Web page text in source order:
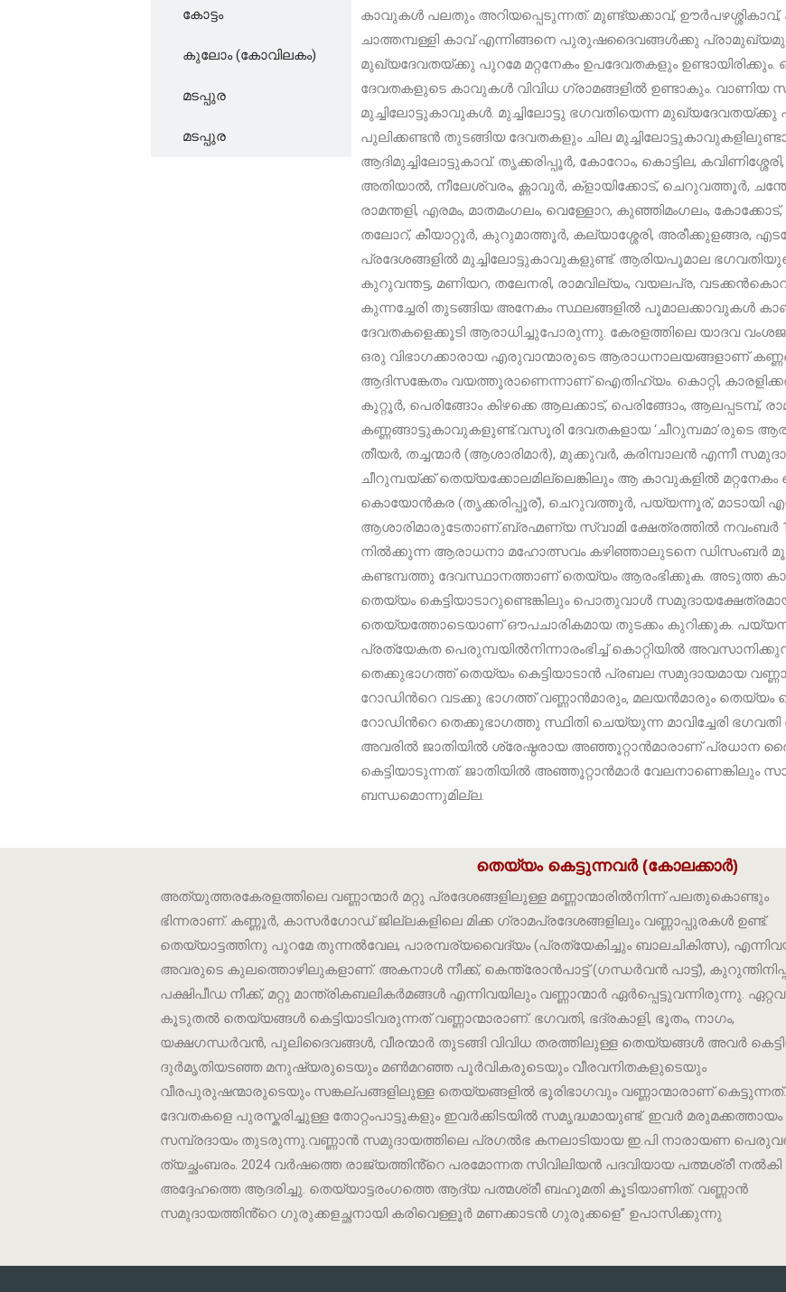
കോട്ടം
കുലോം (കോവിലകം)
മടപ്പുര
മടപ്പുര
കാവുകൾ പലതും അറിയപ്പെടുന്നത്. മുണ്ട്യക്കാവ്,
ചാത്തമ്പള്ളി കാവ് എന്നിങ്ങനെ പുരുഷദൈവങ്ങൾക്കു
മുഖ്യദേവതയ്ക്കു പുറമേ മറ്റനേകം ഉപദേവതകളും ഉണ്ടായിരിക്കും.
ദേവതകളുടെ കാവുകൾ വിവിധ ഗ്രാമങ്ങളിൽ ഉണ്ടാകും.
മുച്ചിലോട്ടുകാവുകൾ. മുച്ചിലോട്ടു ഭഗവതിയെന്ന മുഖ്യദേവതയ്ക്കു
പുലിക്കണ്ടൻ തുടങ്ങിയ ദേവതകളും ചില
ആദിമുച്ചിലോട്ടുകാവ്. തൃക്കരിപ്പൂർ, കോറോം, കൊട്ടില,
അതിയാൽ, നീലേശ്വരം, ക്ണാവൂർ, ക്ളായിക്കോട്, ചെറുവത്തൂർ,
രാമന്തളി, എരമം, മാതമംഗലം, വെള്ളോറ, കുഞ്ഞിമംഗലം,
തലോറ്, കീയാറ്റൂർ, കുറുമാത്തൂർ, കല്യാശ്ശേരി, അരീക്കുളങ്ങര,
പ്രദേശങ്ങളിൽ മുച്ചിലോട്ടുകാവുകളുണ്ട്. ആരിയപൂമാല
കുറുവന്തട്ട, മണിയറ, തലേനരി, രാമവില്യം, വയലപ്ര,
കുന്നച്ചേരി തുടങ്ങിയ അനേകം സ്ഥലങ്ങളിൽ പൂമാലക്കാവുകൾ
ദേവതകളെക്കൂടി ആരാധിച്ചുപോരുന്നു. കേരളത്തിലെ യാദവ
ഒരു വിഭാഗക്കാരായ എരുവാന്മാരുടെ ആരാധനാലയങ്ങളാണ്
ആദിസങ്കേതം വയത്തൂരാണെന്നാണ് ഐതിഹ്യം. കൊറ്റി, കാരളിക്കര,
കൂറ്റൂർ, പെരിങ്ങോം കിഴക്കെ ആലക്കാട്, പെരിങ്ങോം, ആലപ്പടമ്പ്,
കണ്ണങ്ങാട്ടുകാവുകളുണ്ട്.വസൂരി ദേവതകളായ ‘ചീറുമ്പമാ’രുടെ
തീയർ, തച്ചന്മാർ (ആശാരിമാർ), മുക്കുവർ, കരിമ്പാലൻ എന്നീ
ചീറുമ്പയ്ക്ക് തെയ്യക്കോലമില്ലെങ്കിലും ആ കാവുകളിൽ മറ്റനേകം
കൊയോൻകര (തൃക്കരിപ്പൂര്), ചെറുവത്തൂർ, പയ്യന്നൂര്, മാടായി
ആശാരിമാരുടേതാണ്.ബ്രഹ്മണ്യ സ്വാമി ക്ഷേത്രത്തിൽ നവംബർ 16
നിൽക്കുന്ന ആരാധനാ മഹോത്സവം കഴിഞ്ഞാലുടനെ ഡിസംബർ
കണ്ടമ്പത്തു ദേവസ്ഥാനത്താണ് തെയ്യം ആരംഭിക്കുക. അടുത്ത
തെയ്യം കെട്ടിയാടാറുണ്ടെങ്കിലും പൊതുവാൾ
തെയ്യത്തോടെയാണ് ഔപചാരികമായ തുടക്കം കുറിക്കുക.
പ്രത്യേകത പെരുമ്പയിൽനിന്നാരംഭിച്ച് കൊറ്റിയിൽ
തെക്കുഭാഗത്ത് തെയ്യം കെട്ടിയാടാൻ പ്രബല സമുദായമായ
റോഡിൻറെ വടക്കു ഭാഗത്ത് വണ്ണാൻമാരും‚ മലയൻമാരും തെയ്യം
റോഡിൻറെ തെക്കുഭാഗത്തു സ്ഥിതി ചെയ്യുന്ന മാവിച്ചേരി ഭഗവതി
അവരിൽ ജാതിയിൽ ശ്രേഷ്ഠരായ അഞ്ഞൂറ്റാൻമാരാണ് പ്രധാന
കെട്ടിയാടുന്നത്. ജാതിയിൽ അഞ്ഞൂറ്റാൻമാർ വേലനാണെങ്കിലും
ബന്ധമൊന്നുമില്ല.
തെയ്യം കെട്ടുന്നവർ (കോലക്കാർ)
അത്യുത്തരകേരളത്തിലെ വണ്ണാന്മാർ മറ്റു പ്രദേശങ്ങളിലുള്ള മണ്ണാന്മാരിൽനിന്ന് പലതുകൊണ്ടും
ഭിന്നരാണ്. കണ്ണൂർ, കാസർഗോഡ് ജില്ലകളിലെ മിക്ക ഗ്രാമപ്രദേശങ്ങളിലും വണ്ണാപ്പുരകൾ ഉണ്ട്.
തെയ്യാട്ടത്തിനു പുറമേ തുന്നൽവേല, പാരമ്പര്യവൈദ്യം (പ്രത്യേകിച്ചും ബാലചികിത്സ),
അവരുടെ കുലത്തൊഴിലുകളാണ്. അകനാൾ നീക്ക്, കെന്ത്രോൻപാട്ട് (ഗന്ധർവൻ പാട്ട്),
പക്ഷിപീഡ നീക്ക്, മറ്റു മാന്ത്രികബലികർമങ്ങൾ എന്നിവയിലും വണ്ണാന്മാർ ഏർപ്പെട്ടുവന്നിരുന്നു.
കൂടുതൽ തെയ്യങ്ങൾ കെട്ടിയാടിവരുന്നത് വണ്ണാന്മാരാണ്. ഭഗവതി, ഭദ്രകാളി, ഭൂതം, നാഗം,
യക്ഷഗന്ധർവൻ, പുലിദൈവങ്ങൾ, വീരന്മാർ തുടങ്ങി വിവിധ തരത്തിലുള്ള തെയ്യങ്ങൾ അവർ
ദുർമൃതിയടഞ്ഞ മനുഷ്യരുടെയും മൺമറഞ്ഞ പൂർവികരുടെയും വീരവനിതകളുടെയും
വീരപുരുഷന്മാരുടെയും സങ്കല്പങ്ങളിലുള്ള തെയ്യങ്ങളിൽ ഭൂരിഭാഗവും വണ്ണാന്മാരാണ് കെട്ടുന്നത്.
ദേവതകളെ പുരസ്കരിച്ചുള്ള തോറ്റംപാട്ടുകളും ഇവർക്കിടയിൽ സമൃദ്ധമായുണ്ട്. ഇവർ മരുമക്കത്തായം
സമ്പ്രദായം തുടരുന്നു.വണ്ണാൻ സമുദായത്തിലെ പ്രഗൽഭ കനലാടിയായ ഇ.പി നാരായണ
ത്യച്ഛംബരം. 2024 വർഷത്തെ രാജ്യത്തിൻ്റെ പരമോന്നത സിവിലിയൻ പദവിയായ പത്മശ്രീ നൽകി
അദ്ദേഹത്തെ ആദരിച്ചു. തെയ്യാട്ടരംഗത്തെ ആദ്യ പത്മശ്രീ ബഹുമതി കൂടിയാണിത്. വണ്ണാൻ
സമുദായത്തിൻ്റെ ഗുരുക്കളച്ഛനായി കരിവെള്ളൂർ മണക്കാടൻ ഗുരുക്കളെ” ഉപാസിക്കുന്നു